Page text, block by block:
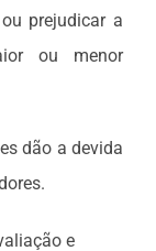
prejudicar a
ou menor
dão a devida
e